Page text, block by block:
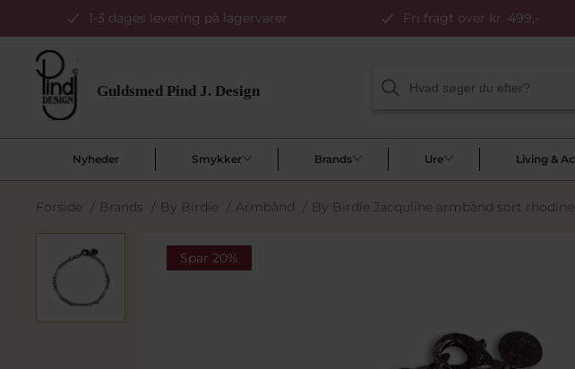
1-3 dages levering på lagervarer Fri fragt over kr. 499,-
Nyheder Smykker Brands Ure Living &
Forside / Brands / By Birdie / Armbånd / By Birdie Jacquline armbånd sort
Spar 20%